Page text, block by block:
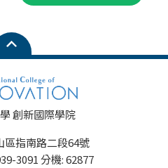
創新國際學院
區指南路二段64號
3091 分機: 62877